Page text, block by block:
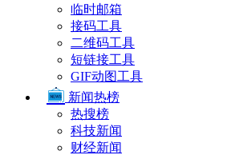
临时邮箱
接码工具
二维码工具
短链接工具
GIF动图工具
新闻热榜
热搜榜
科技新闻
财经新闻